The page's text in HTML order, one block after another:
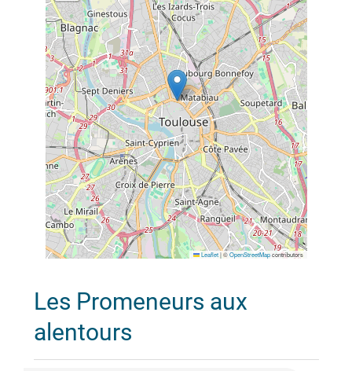
Leaflet |©OpenStreetMapcontributors
Les Promeneurs aux
alentours